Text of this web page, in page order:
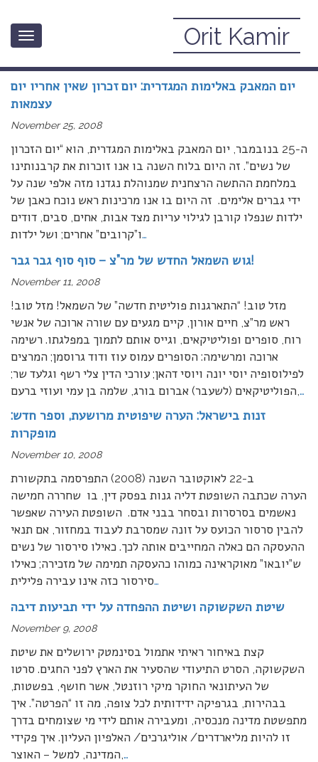
Toggle
Orit Kamir
יום המאבק באלימות המגדרית: יום זכרון שאין אחריו יום
עצמאות
November 25, 2008
ה-25 בנובמבר, יום המאבק באלימות המגדרית, הוא “יום הזכרון
של נשים”. זה היום בלוח השנה בו אנו זוכרות את קרבנותינו
במלחמת ההתשה הרצחנית שמנוהלת נגדנו מזה אלפי שנה על
ידי גברים אלימים. זה היום בו אנו מרכינות ראש נוכח כאבן של
ילדות שנפלו קורבן לגילוי עריות מצד אבות, אחים, סבים, דודים
ו”קרובים” אחרים; ושל ילדות…
גוש השמאל החדש של מר”צ – סוף סוף גבר גבר!
November 11, 2008
מזל טוב! “התארגנות פוליטית חדשה” של השמאל! מזל טוב!
ראש מר”צ, חיים אורון, קיים מגעים עם שורה ארוכה של אנשי
רוח, סופרים ופוליטיקאים, וגייס אותם לתמוך במפלגתו. רשימה
ארוכה ומרשימה: הסופרים עמוס עוז ודוד גרוסמן; המרצים
לפילוסופיה יוסי יונה ויוסי דהאן; עורכי הדין צלי רשף וגלעד שר;
הפוליטיקאים (לשעבר) אברום בורג, שלמה בן עמי ועוזי ברעם,…
זנות בישראל: הערה שיפוטית מרושעת, וספר חדש:
מופקרות
November 10, 2008
ב-22 לאוקטובר השנה (2008) התפרסמה בתקשורת
הערה שכתבה השופטת דליה גנות בפסק דין, בו שחררה חמישה
נאשמים בסרסרות ובסחר בבני אדם. השופטת העירה שאפשר
להבין סרסור הכועס על זונה שמסרבת לעבוד במחזור, אם תנאי
ההעסקה הם כאלה המחייבים אותה לכך. כאילו סירסור של נשים
ש”יובאו” מאוקראינה כמוהו כהעסקה תמימה של מזכירה; כאילו
סירסור כזה אינו עבירה פלילית…
שיטת השקשוקה ושיטת ההפחדה על ידי תביעות דיבה
November 9, 2008
קצת באיחור ראיתי אתמול בסינמטק ירושלים את שיטת
השקשוקה, הסרט התיעודי שהסעיר את הארץ לפני החגים. סרטו
של העיתונאי החוקר מיקי רוזנטל, אשר חושף, בפשטות,
בבהירות, בגרפיקה ידידותית לכל צופה, מה זו “הפרטה”. איך
מתפשטת מדינה מנכסיה, ומעבירה אותם לידי מי שצומחים בדרך
זו להיות מליארדרים/ אוליגרכים/ האלפיון העליון. איך פקידי
המדינה, למשל – האוצר,…